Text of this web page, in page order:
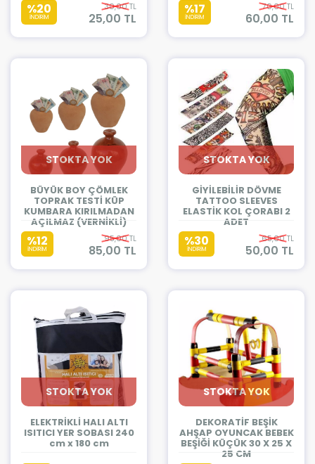
%20
İNDİRİM
30,00 TL
25,00 TL
%17
İNDİRİM
70,00 TL
60,00 TL
STOKTA YOK
BÜYÜK BOY ÇÖMLEK
TOPRAK TESTİ KÜP
KUMBARA KIRILMADAN
AÇILMAZ (VERNİKLİ)
%12
İNDİRİM
95,00 TL
85,00 TL
STOKTA YOK
GİYİLEBİLİR DÖVME
TATTOO SLEEVES
ELASTİK KOL ÇORABI 2
ADET
%30
İNDİRİM
65,00 TL
50,00 TL
STOKTA YOK
ELEKTRİKLİ HALI ALTI
ISITICI YER SOBASI 240
cm x 180 cm
STOKTA YOK
DEKORATİF BEŞİK
AHŞAP OYUNCAK BEBEK
BEŞİĞİ KÜÇÜK 30 X 25 X
25 CM